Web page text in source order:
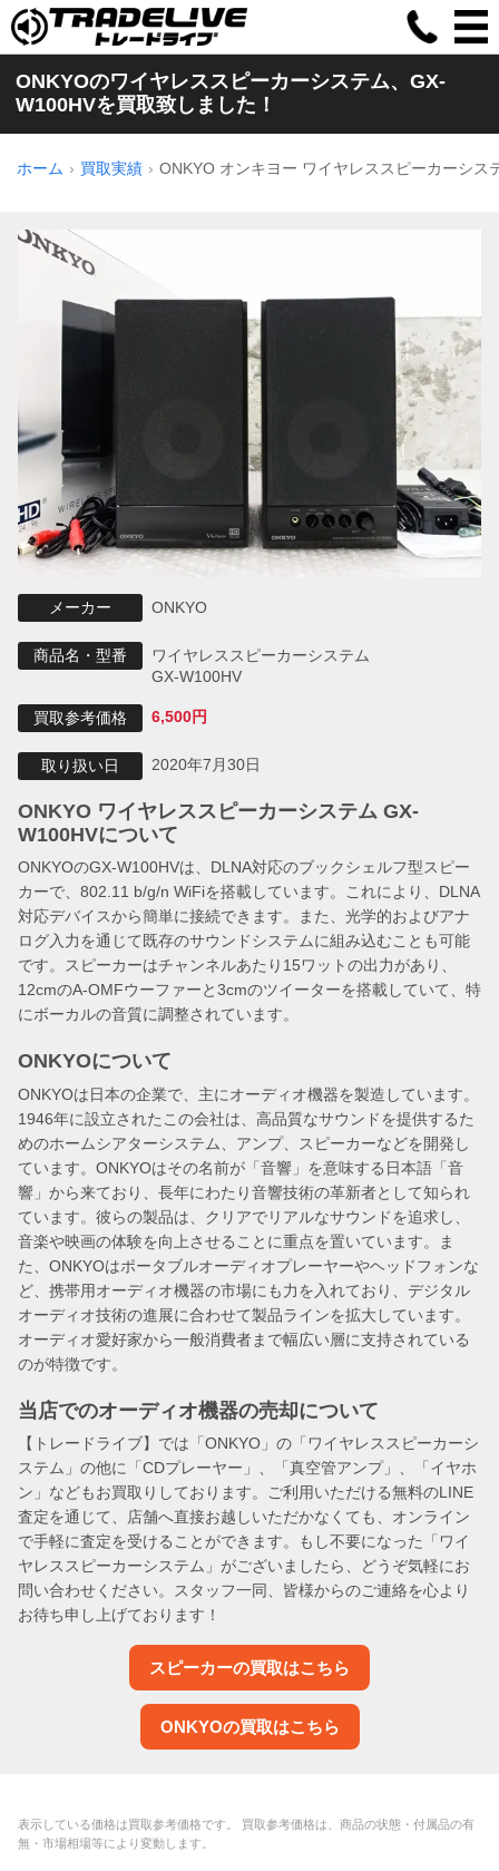
ONKYOのワイヤレススピーカーシステム、GX-
W100HVを買取致しました！
ホーム 買取実績 ONKYO オンキヨー ワイヤレススピーカーシス
メーカー ONKYO
商品名・型番
ワイヤレススピーカーシステム
GX-W100HV
買取参考価格 6,500円
取り扱い日 2020年7月30日
ONKYO ワイヤレススピーカーシステム GX-
W100HVについて
ONKYOのGX-W100HVは、DLNA対応のブックシェルフ型スピー
カーで、802.11 b/g/n WiFiを搭載しています。これにより、DLNA
対応デバイスから簡単に接続できます。また、光学的およびアナ
ログ入力を通じて既存のサウンドシステムに組み込むことも可能
です。スピーカーはチャンネルあたり15ワットの出力があり、
12cmのA-OMFウーファーと3cmのツイーターを搭載していて、特
にボーカルの音質に調整されています​​。
ONKYOについて
ONKYOは日本の企業で、主にオーディオ機器を製造しています。
1946年に設立されたこの会社は、高品質なサウンドを提供するた
めのホームシアターシステム、アンプ、スピーカーなどを開発し
ています。ONKYOはその名前が「音響」を意味する日本語「音
響」から来ており、長年にわたり音響技術の革新者として知られ
ています。彼らの製品は、クリアでリアルなサウンドを追求し、
音楽や映画の体験を向上させることに重点を置いています。ま
た、ONKYOはポータブルオーディオプレーヤーやヘッドフォンな
ど、携帯用オーディオ機器の市場にも力を入れており、デジタル
オーディオ技術の進展に合わせて製品ラインを拡大しています。
オーディオ愛好家から一般消費者まで幅広い層に支持されている
のが特徴です。
当店でのオーディオ機器の売却について
【トレードライブ】では「ONKYO」の「ワイヤレススピーカーシ
ステム」の他に「CDプレーヤー」、「真空管アンプ」、「イヤホ
ン」などもお買取りしております。ご利用いただける無料のLINE
査定を通じて、店舗へ直接お越しいただかなくても、オンライン
で手軽に査定を受けることができます。もし不要になった「ワイ
ヤレススピーカーシステム」がございましたら、どうぞ気軽にお
問い合わせください。スタッフ一同、皆様からのご連絡を心より
お待ち申し上げております！
スピーカーの買取はこちら
ONKYOの買取はこちら
表示している価格は買取参考価格です。 買取参考価格は、商品の状態・付属品の有
無・市場相場等により変動します。